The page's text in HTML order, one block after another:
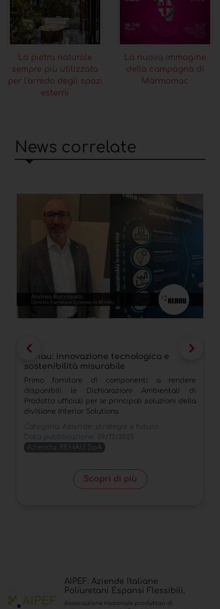
La pietra naturale
sempre più utilizzata
per l'arredo degli spazi
esterni
La nuova immagine
della campagna di
Marmomac
News correlate
Rehau: innovazione tecnologica e
sostenibilità misurabile
Primo fornitore di componenti a rendere
disponibili le Dichiarazioni Ambientali di
Prodotto ufficiali per le principali soluzioni della
divisione Interior Solutions
Azienda: REHAU SpA
Scopri di più
AIPEF: Aziende Italiane
Poliuretani Espansi Flessibili.
Associazione nazionale produttori di